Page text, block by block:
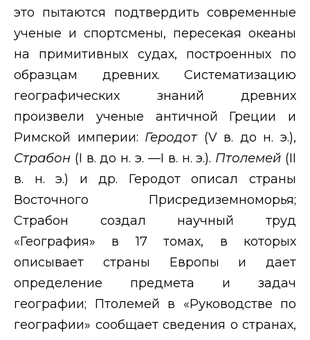
это пытаются подтвердить современные
ученые и спортсмены, пересекая океаны
на примитивных судах, построенных по
образцам древних. Систематизацию
географических знаний древних
произвели ученые античной Греции и
Римской империи: Геродот (V в. до н. э.),
Страбон (I в. до н. э. —I в. н. э.). Птолемей (II
в. н. э.) и др. Геродот описал страны
Восточного Присредиземноморья;
Страбон создал научный труд
«География» в 17 томах, в которых
описывает страны Европы и дает
определение предмета и задач
географии; Птолемей в «Руководстве по
географии» сообщает сведения о странах,